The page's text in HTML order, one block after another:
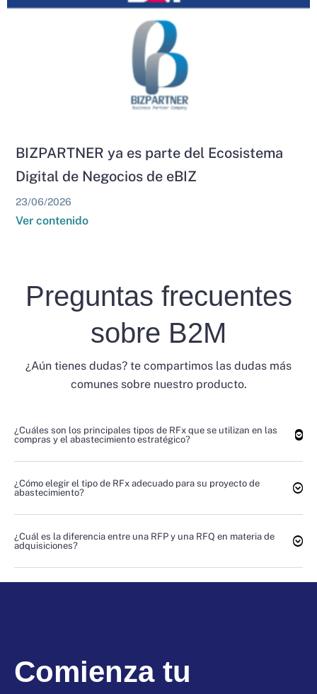
BIZPARTNER ya es parte del Ecosistema
Digital de Negocios de eBIZ
23/06/2026
Ver contenido
Preguntas frecuentes
sobre B2M
¿Aún tienes dudas? te compartimos las dudas más
comunes sobre nuestro producto.
¿Cuáles son los principales tipos de RFx que se utilizan en las
compras y el abastecimiento estratégico?
¿Cómo elegir el tipo de RFx adecuado para su proyecto de
abastecimiento?
¿Cuál es la diferencia entre una RFP y una RFQ en materia de
adquisiciones?
Comienza tu